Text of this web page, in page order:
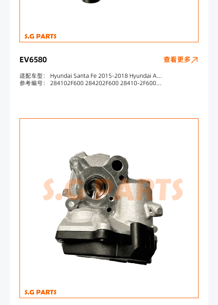
EV6580
适配车型： Hyundai Santa Fe 2015-2018 Hyundai AZera 2015-2017 Kia Sedona 2014-2018 Kia Sorento 2015-2018
参考编号： 284102F600 284202F600 28410-2F600 28420-2F600
查看更多